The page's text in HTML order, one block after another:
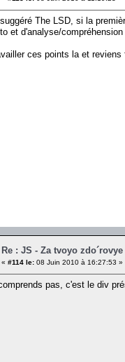
The LSD, si la
et d'analyse/
ces points la et
Re : JS - Za tvoyo zdo´rovye
« #114 le: 08 Juin 2010 à 16:27:53 »
pas, c'est le div